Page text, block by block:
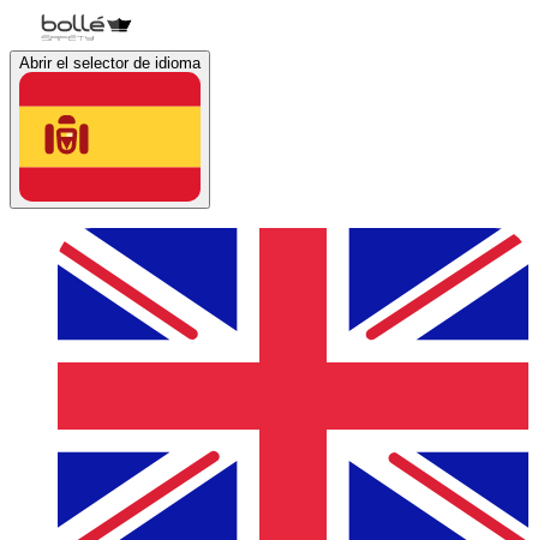
Abrir el selector de idioma